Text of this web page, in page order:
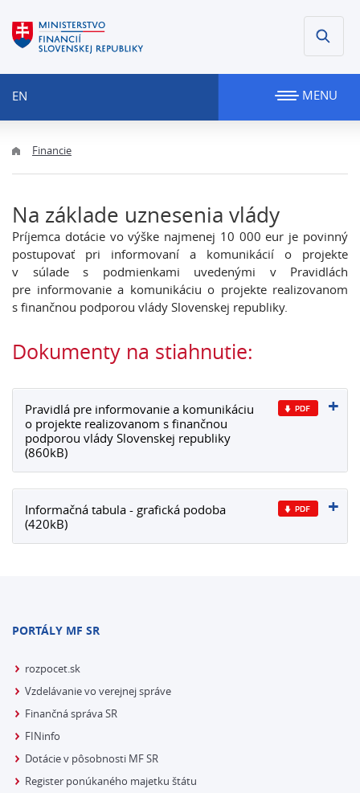
EN MENU
Financie
Na základe uznesenia vlády
Príjemca dotácie vo výške najmenej 10 000 eur je povinný
postupovať pri informovaní a komunikácií o projekte
v súlade s podmienkami uvedenými v Pravidlách
pre informovanie a komunikáciu o projekte realizovanom
s finančnou podporou vlády Slovenskej republiky.
Dokumenty na stiahnutie:
Pravidlá pre informovanie a komunikáciu
o projekte realizovanom s finančnou
podporou vlády Slovenskej republiky
(860kB)
Informačná tabula - grafická podoba
(420kB)
PORTÁLY MF SR
rozpocet.sk
Vzdelávanie vo verejnej správe
Finančná správa SR
FINinfo
Dotácie v pôsobnosti MF SR
Register ponúkaného majetku štátu